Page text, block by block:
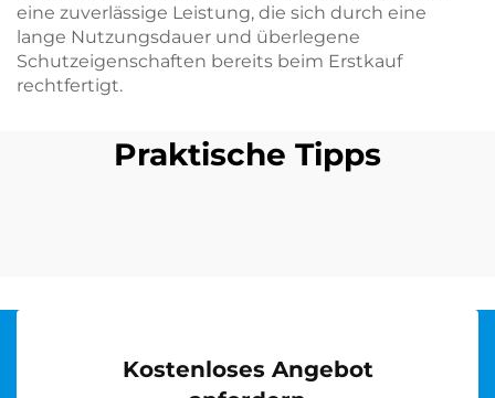
eine zuverlässige Leistung, die sich durch eine
lange Nutzungsdauer und überlegene
Schutzeigenschaften bereits beim Erstkauf
rechtfertigt.
Praktische Tipps
Kostenloses Angebot